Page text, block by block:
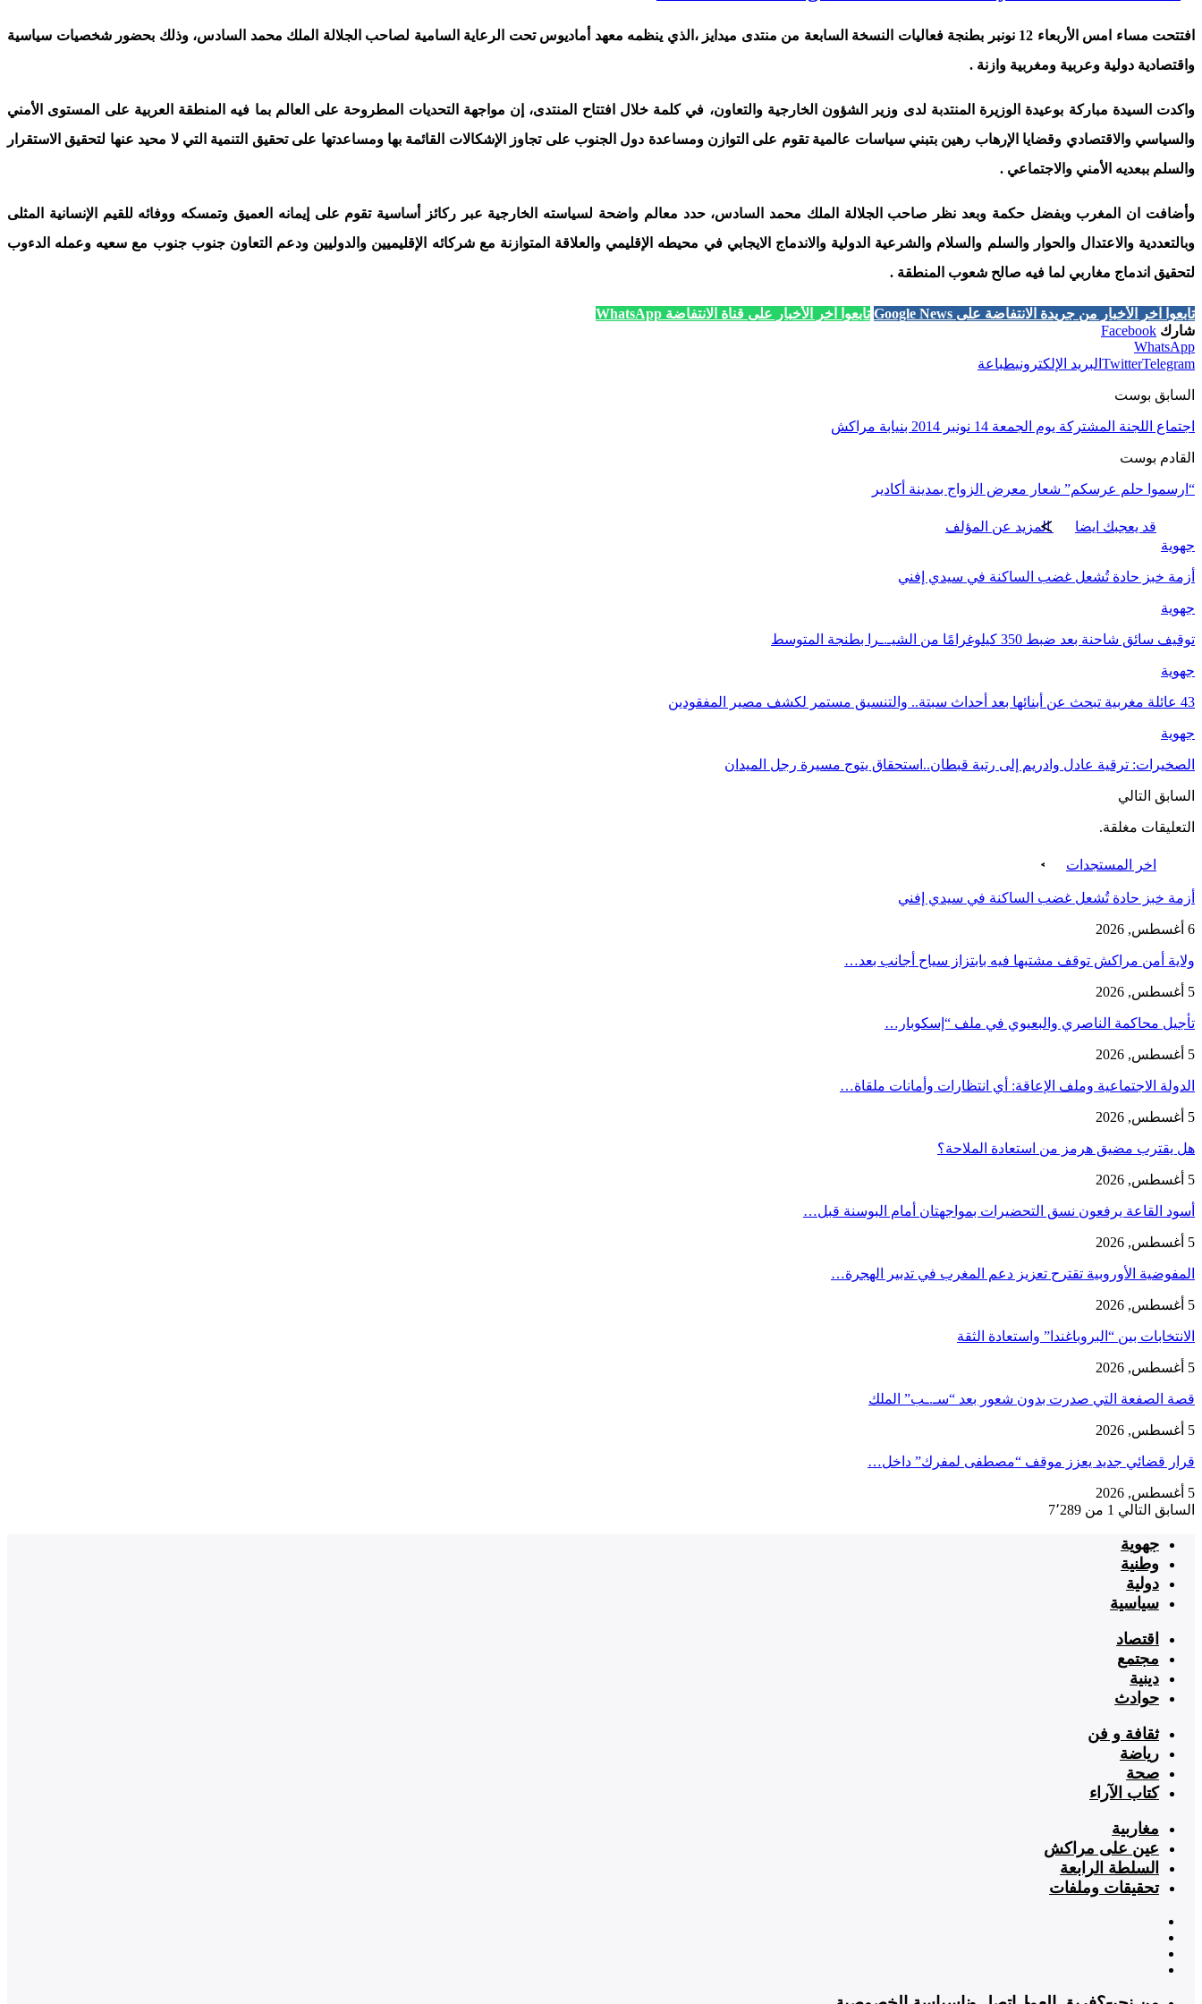
افتتحت مساء امس الأربعاء 12 نونبر بطنجة فعاليات النسخة السابعة من منتدى ميدايز ،الذي ينظمه معهد أماديوس تحت الرعاية السامية لصاحب الجلالة الملك محمد السادس، وذلك بحضور شخصيات سياسية
واقتصادية دولية وعربية ومغربية وازنة .
واكدت السيدة مباركة بوعيدة الوزيرة المنتدبة لدى وزير الشؤون الخارجية والتعاون، في كلمة خلال افتتاح المنتدى، إن مواجهة التحديات المطروحة على العالم بما فيه المنطقة العربية على المستوى الأمني
والسياسي والاقتصادي وقضايا الإرهاب رهين بتبني سياسات عالمية تقوم على التوازن ومساعدة دول الجنوب على تجاوز الإشكالات القائمة بها ومساعدتها على تحقيق التنمية التي لا محيد عنها لتحقيق الاستقرار
والسلم ببعديه الأمني والاجتماعي .
وأضافت ان المغرب وبفضل حكمة وبعد نظر صاحب الجلالة الملك محمد السادس، حدد معالم واضحة لسياسته الخارجية عبر ركائز أساسية تقوم على إيمانه العميق وتمسكه ووفائه للقيم الإنسانية المثلى
وبالتعددية والاعتدال والحوار والسلم والسلام والشرعية الدولية والاندماج الايجابي في محيطه الإقليمي والعلاقة المتوازنة مع شركائه الإقليميين والدوليين ودعم التعاون جنوب جنوب مع سعيه وعمله الدءوب
لتحقيق اندماج مغاربي لما فيه صالح شعوب المنطقة .
تابعوا آخر الأخبار من جريدة الانتفاضة على Google News
تابعوا آخر الأخبار على قناة الانتفاضة WhatsApp
شارك Facebook
WhatsApp
TwitterTelegram البريد الإلكترونيطباعة
السابق بوست
اجتماع اللجنة المشتركة يوم الجمعة 14 نونبر 2014 بنيابة مراكش
القادم بوست
“ارسموا حلم عرسكم” شعار معرض الزواج بمدينة أكادير
قد يعجبك ايضا
المزيد عن المؤلف
جهوية
أزمة خبز حادة تُشعل غضب الساكنة في سيدي إفني
جهوية
توقيف سائق شاحنة بعد ضبط 350 كيلوغرامًا من الشيـ.ـرا بطنجة المتوسط
جهوية
43 عائلة مغربية تبحث عن أبنائها بعد أحداث سبتة.. والتنسيق مستمر لكشف مصير المفقودين
جهوية
الصخيرات: ترقية عادل وادريم إلى رتبة قبطان..استحقاق يتوج مسيرة رجل الميدان
السابق التالي
التعليقات مغلقة.
اخر المستجدات
أزمة خبز حادة تُشعل غضب الساكنة في سيدي إفني
6 أغسطس, 2026
ولاية أمن مراكش توقف مشتبها فيه بابتزاز سياح أجانب بعد…
5 أغسطس, 2026
تأجيل محاكمة الناصري والبعيوي في ملف “إسكوبار…
5 أغسطس, 2026
الدولة الاجتماعية وملف الإعاقة: أي انتظارات وأمانات ملقاة…
5 أغسطس, 2026
هل يقترب مضيق هرمز من استعادة الملاحة؟
5 أغسطس, 2026
أسود القاعة يرفعون نسق التحضيرات بمواجهتان أمام البوسنة قبل…
5 أغسطس, 2026
المفوضية الأوروبية تقترح تعزيز دعم المغرب في تدبير الهجرة…
5 أغسطس, 2026
الانتخابات بين “البروباغندا” واستعادة الثقة
5 أغسطس, 2026
قصة الصفعة التي صدرت بدون شعور بعد “سـ.ـب” الملك
5 أغسطس, 2026
قرار قضائي جديد يعزز موقف “مصطفى لمفرك” داخل…
5 أغسطس, 2026
السابق التالي 1 من 7٬289
جهوية
وطنية
دولية
سياسية
اقتصاد
مجتمع
دينية
حوادث
ثقافة و فن
رياضة
صحة
كتاب الآراء
مغاربية
عين على مراكش
السلطة الرابعة
تحقيقات وملفات